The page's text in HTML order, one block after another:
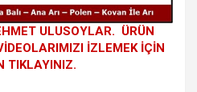
ULUSOYLAR. ÜRÜN
İZLEMEK İÇİN
TIKLAYINIZ.